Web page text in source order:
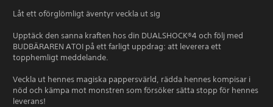
Låt ett oförglömligt äventyr veckla ut sig
Upptäck den sanna kraften hos din DUALSHOCK®4 och följ med
BUDBÄRAREN ATOI på ett farligt uppdrag: att leverera ett
topphemligt meddelande.
Veckla ut hennes magiska pappersvärld, rädda hennes kompisar i
nöd och kämpa mot monstren som försöker sätta stopp för hennes
leverans!